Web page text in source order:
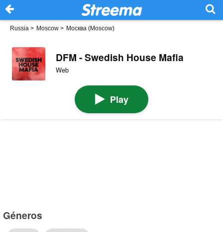
Russia > Moscow > Москва (Moscow)
DFM - Swedish House Mafia
Web
Play
Géneros